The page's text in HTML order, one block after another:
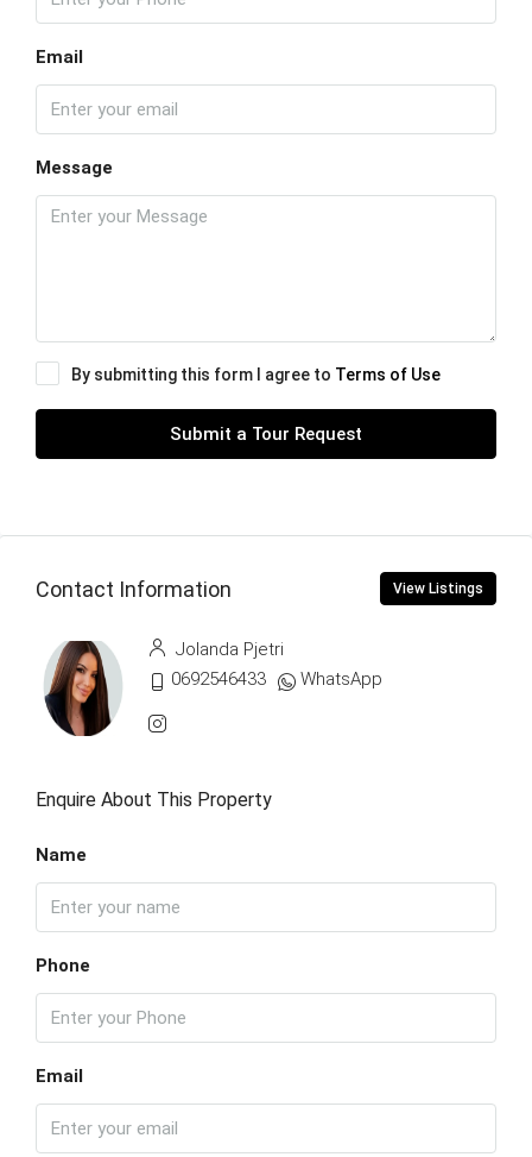
Email
Message
By submitting this form I agree to Terms of Use
Submit a Tour Request
Contact Information View Listings
Jolanda Pjetri
0692546433
WhatsApp
Enquire About This Property
Name
Phone
Email